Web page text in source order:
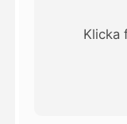
Klicka